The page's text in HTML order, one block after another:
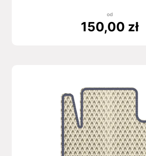
od
150,00 zł